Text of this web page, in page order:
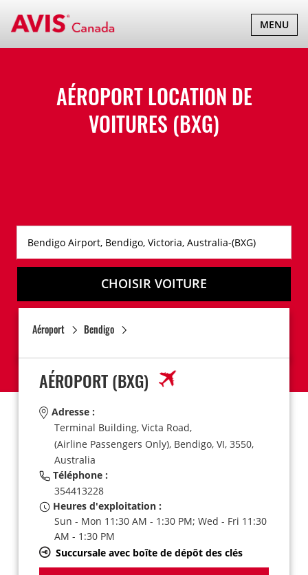
BASCULER
LA
MENU
AÉROPORT LOCATION DE
VOITURES (BXG)
CHOISIR VOITURE
Aéroport Bendigo
AÉROPORT(BXG)
Adresse :
Terminal Building, Victa Road,
(Airline Passengers Only), Bendigo, VI, 3550,
Australia
Téléphone :
354413228
Heures d'exploitation :
Sun - Mon 11:30 AM - 1:30 PM; Wed - Fri 11:30
AM - 1:30 PM
Succursale avec boîte de dépôt des clés